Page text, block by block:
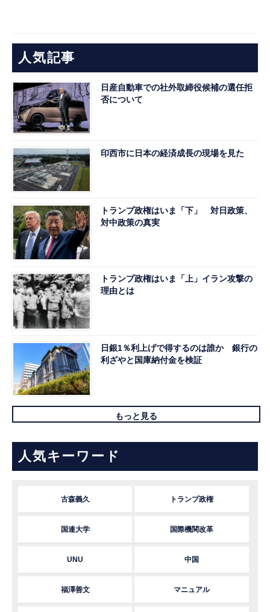
人気記事
日産自動車での社外取締役候補の選任拒
否について
印西市に日本の経済成長の現場を見た
トランプ政権はいま「下」 対日政策、
対中政策の真実
トランプ政権はいま「上」イラン攻撃の
理由とは
日銀1％利上げで得するのは誰か 銀行の
利ざやと国庫納付金を検証
もっと見る
人気キーワード
古森義久 トランプ政権
国連大学 国際機関改革
UNU 中国
福澤善文 マニュアル